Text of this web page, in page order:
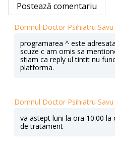
Postează comentariu
Domnul Doctor Psihiatru Savu
programarea ^ este
scuze c am omis sa
stiam ca reply ul tintit nu
platforma.
Domnul Doctor Psihiatru Savu
va astept luni la ora 10:00
de tratament